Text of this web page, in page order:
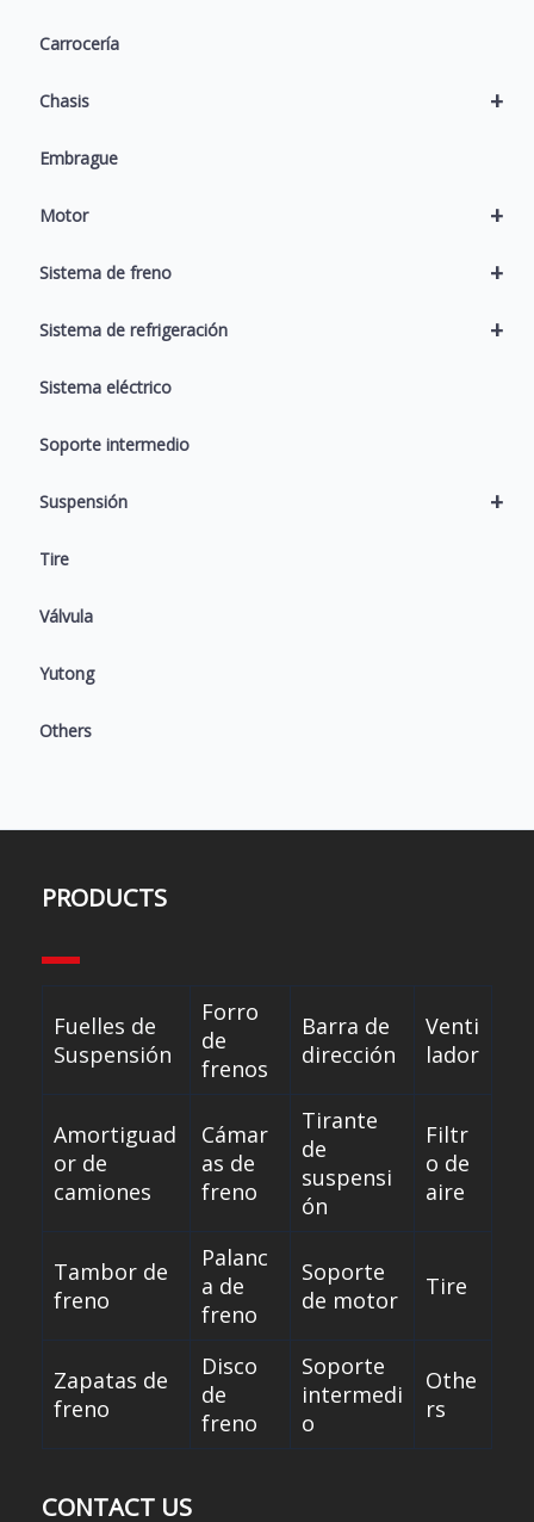
Carrocería
+
Chasis
Embrague
+
Motor
+
Sistema de freno
+
Sistema de refrigeración
Sistema eléctrico
Soporte intermedio
+
Suspensión
Tire
Válvula
Yutong
Others
PRODUCTS
Fuelles de
Suspensión
Forro
de
frenos
Barra de
dirección
Venti
lador
Amortiguad
or de
camiones
Cámar
as de
freno
Tirante
de
suspensi
ón
Filtr
o de
aire
Tambor de
freno
Palanc
a de
freno
Soporte
de motor
Tire
Zapatas de
freno
Disco
de
freno
Soporte
intermedi
o
Othe
rs
CONTACT US